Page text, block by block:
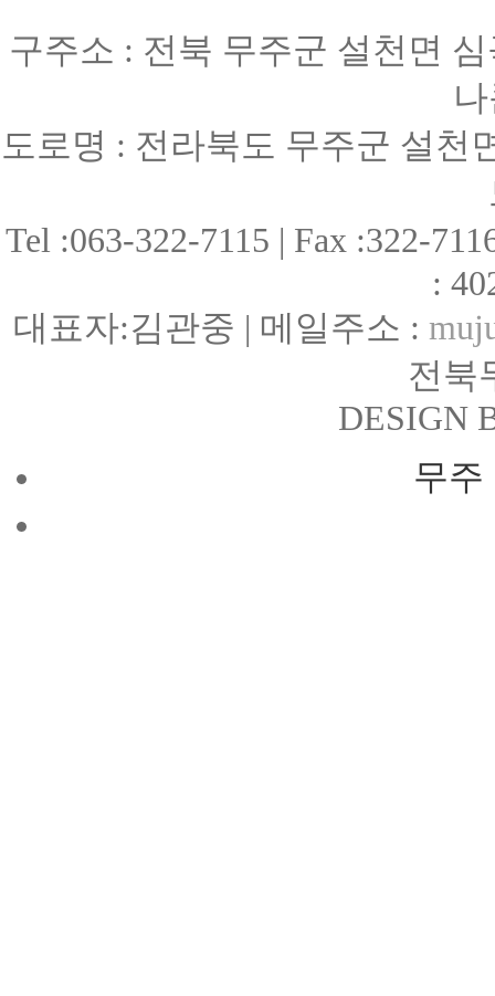
구주소 : 전북 무주군 설천면
도로명 : 전라북도 무주군 설천
Tel :063-322-7115 | Fax :322-
:
대표자:김관중 | 메일주소 :
전북
DESIGN
무주